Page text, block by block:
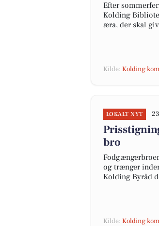
Efter
Kolding
æra, der skal
Kilde: Kolding
LOKALT NYT
bro
og trænger
Kolding Byråd
Kilde: Kolding